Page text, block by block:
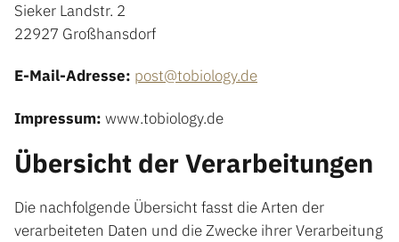
Sieker Landstr. 2
22927 Großhansdorf
E-Mail-Adresse: post@tobiology.de
Impressum: www.tobiology.de
Übersicht der Verarbeitungen
Die nachfolgende Übersicht fasst die Arten der
verarbeiteten Daten und die Zwecke ihrer Verarbeitung